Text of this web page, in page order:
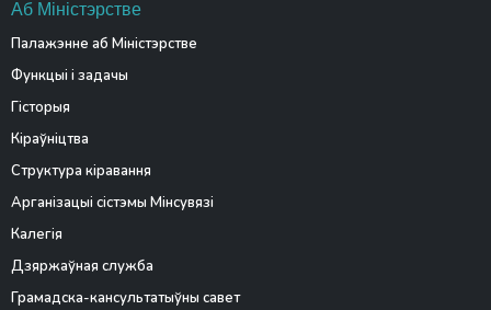
Аб Міністэрстве
Палажэнне аб Міністэрстве
Функцыі і задачы
Гісторыя
Кіраўніцтва
Структура кіравання
Арганізацыі сістэмы Мінсувязі
Калегія
Дзяржаўная служба
Грамадска-кансультатыўны савет